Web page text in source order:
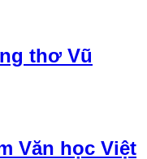
thơ Vũ
Văn học Việt